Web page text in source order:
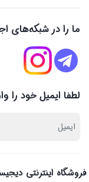
ما را در شبکه‌های
لطفا ایمیل خود را
فروشگاه اینترنتی